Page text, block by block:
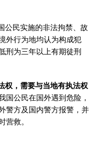
公民实施的非法拘禁、故
外行为地均认为构成犯
刑为三年以上有期徒刑
权，需要与当地有执法权
国公民在国外遇到危险，
警方及国内警方报警，并
营救。